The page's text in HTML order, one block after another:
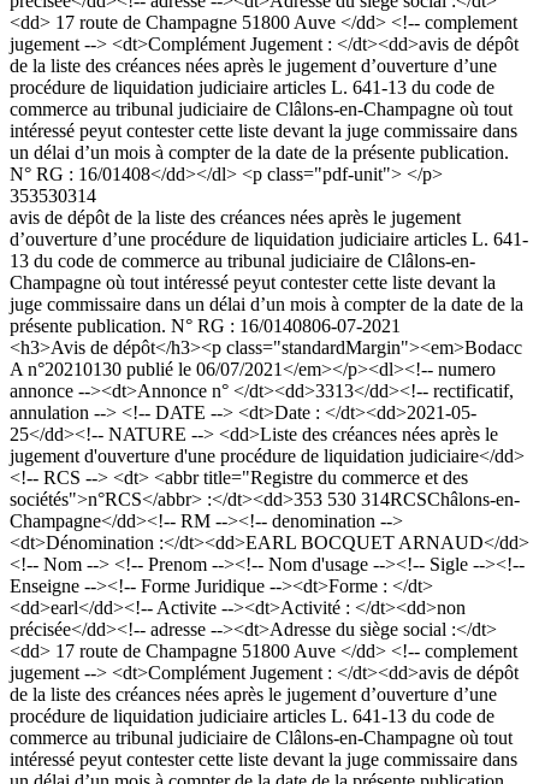
<dd> 17 route de Champagne 51800 Auve </dd> <!-- complement
jugement --> <dt>Complément Jugement : </dt><dd>avis de dépôt
de la liste des créances nées après le jugement d’ouverture d’une
procédure de liquidation judiciaire articles L. 641-13 du code de
commerce au tribunal judiciaire de Clâlons-en-Champagne où tout
intéressé peyut contester cette liste devant la juge commissaire dans
un délai d’un mois à compter de la date de la présente publication.
N° RG : 16/01408</dd></dl> <p class="pdf-unit"> </p>
353530314
avis de dépôt de la liste des créances nées après le jugement
d’ouverture d’une procédure de liquidation judiciaire articles L. 641-
13 du code de commerce au tribunal judiciaire de Clâlons-en-
Champagne où tout intéressé peyut contester cette liste devant la
juge commissaire dans un délai d’un mois à compter de la date de la
présente publication. N° RG : 16/0140806-07-2021
<h3>Avis de dépôt</h3><p class="standardMargin"><em>Bodacc
A n°20210130 publié le 06/07/2021</em></p><dl><!-- numero
annonce --><dt>Annonce n° </dt><dd>3313</dd><!-- rectificatif,
annulation --> <!-- DATE --> <dt>Date : </dt><dd>2021-05-
25</dd><!-- NATURE --> <dd>Liste des créances nées après le
jugement d'ouverture d'une procédure de liquidation judiciaire</dd>
<!-- RCS --> <dt> <abbr title="Registre du commerce et des
sociétés">n°RCS</abbr> :</dt><dd>353 530 314RCSChâlons-en-
Champagne</dd><!-- RM --><!-- denomination -->
<dt>Dénomination :</dt><dd>EARL BOCQUET ARNAUD</dd>
<!-- Nom --> <!-- Prenom --><!-- Nom d'usage --><!-- Sigle --><!--
Enseigne --><!-- Forme Juridique --><dt>Forme : </dt>
<dd>earl</dd><!-- Activite --><dt>Activité : </dt><dd>non
précisée</dd><!-- adresse --><dt>Adresse du siège social :</dt>
<dd> 17 route de Champagne 51800 Auve </dd> <!-- complement
jugement --> <dt>Complément Jugement : </dt><dd>avis de dépôt
de la liste des créances nées après le jugement d’ouverture d’une
procédure de liquidation judiciaire articles L. 641-13 du code de
commerce au tribunal judiciaire de Clâlons-en-Champagne où tout
intéressé peyut contester cette liste devant la juge commissaire dans